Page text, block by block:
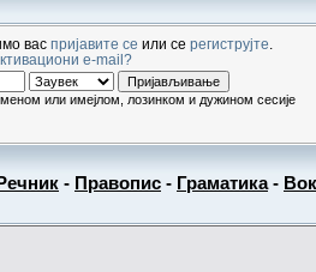
вас пријавите се или се региструјте
e-mail?
или имејлом, лозинком и дужином сесије
Речник - Правопис - Граматика-